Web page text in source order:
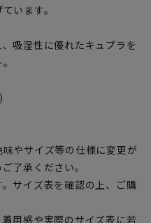
います。
吸湿性に優れたキュプラを
やサイズ等の仕様に変更が
了承ください。
サイズ表を確認の上、ご購
用感や実際のサイズ表に若